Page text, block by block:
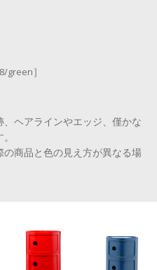
green］
ヘアラインやエッジ、僅かな
商品と色の見え方が異なる場